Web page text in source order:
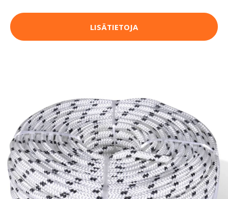
LISÄTIETOJA